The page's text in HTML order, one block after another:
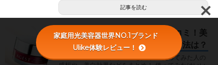
記事を読む
エイジストステムクリームの口コミ！美
白やシミ消し効果が無い？解約方法は？
エイジストステムクリームを実際に 使ってみた人の
家庭用光美容器世界NO.1ブランド
Ulike体験レビュー！